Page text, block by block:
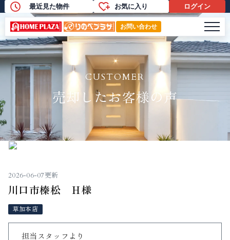
最近見た物件 お気に入り ログイン
お問い合わせ メニ
売却したお客様の声
CUSTOMER
売却したお客様の声
2026-06-07更新
川口市榛松 Ｈ様
草加本店
担当スタッフより